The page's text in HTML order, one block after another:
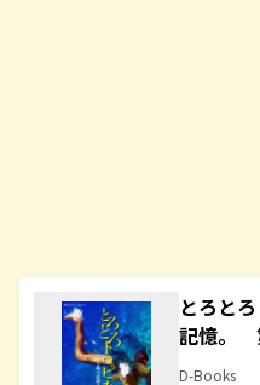
とろと
記憶。
D-Books